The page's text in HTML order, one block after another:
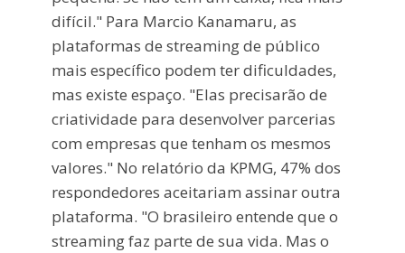
difícil." Para Marcio Kanamaru, as
plataformas de streaming de público
mais específico podem ter dificuldades,
mas existe espaço. "Elas precisarão de
criatividade para desenvolver parcerias
com empresas que tenham os mesmos
valores." No relatório da KPMG, 47% dos
respondedores aceitariam assinar outra
plataforma. "O brasileiro entende que o
streaming faz parte de sua vida. Mas o